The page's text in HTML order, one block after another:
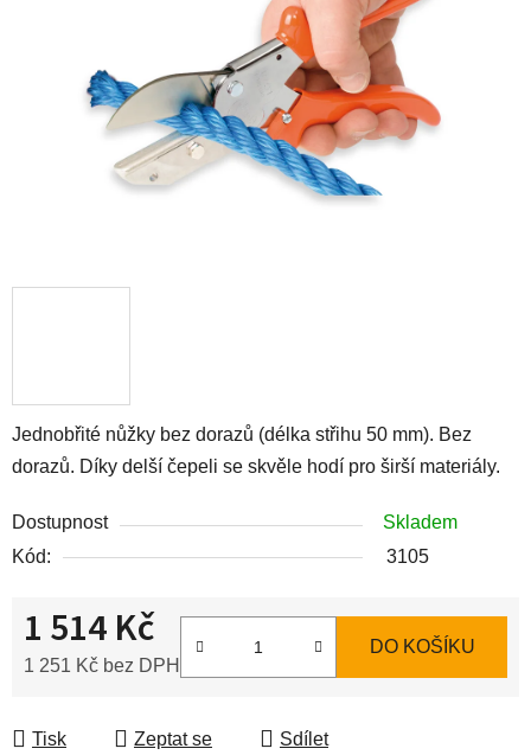
Jednobřité nůžky bez dorazů (délka střihu 50 mm). Bez
dorazů. Díky delší čepeli se skvěle hodí pro širší materiály.
Dostupnost
Skladem
Kód:
3105
1 514 Kč
1 251 Kč bez DPH
DO KOŠÍKU
Tisk Zeptat se Sdílet